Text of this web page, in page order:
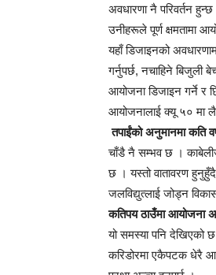
अवधारणा नै परिवर्तन
उनीहरूले पूर्ण क्षमतामा
यहाँ डिजाइनको
गर्नुपर्छ, नचाहिने
आयोजना डिजाइन गर्ने र
आयोजनालाई क्यू ५० मा
तपाईंको अनुमानमा कति
चाँडै नै सम्भव छ ।
छ । यस्तो वातावरण
जलविद्युत्लाई जोड्न
कतिपय ठाउँमा आयोजना
यो समस्या पनि देखिएको
करिडोरमा एकैपटक धेरै